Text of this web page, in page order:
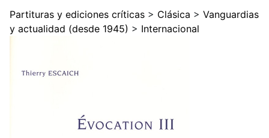
Partituras y ediciones críticas > Clásica > Vanguardias
y actualidad (desde 1945) > Internacional